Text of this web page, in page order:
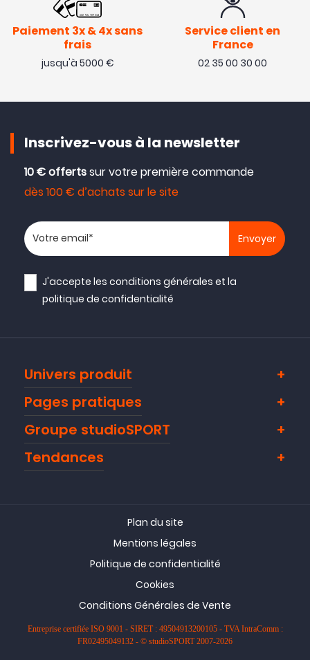
Paiement 3x & 4x sans
frais
jusqu'à 5000 €
Service client en
France
02 35 00 30 00
Inscrivez-vous à la newsletter
10 € offertssur votre première commande
dès 100 € d’achats sur le site
Votre adresse email
J'accepte lesconditions générales et la
politique de confidentialité
Univers produit
Pages pratiques
Groupe studioSPORT
Tendances
Plan du site
Mentions légales
Politique de confidentialité
Cookies
Conditions Générales de Vente
Entreprise certifiée ISO 9001 - SIRET : 49504913200105 - TVA IntraComm :
FR02495049132 - © studioSPORT 2007-2026